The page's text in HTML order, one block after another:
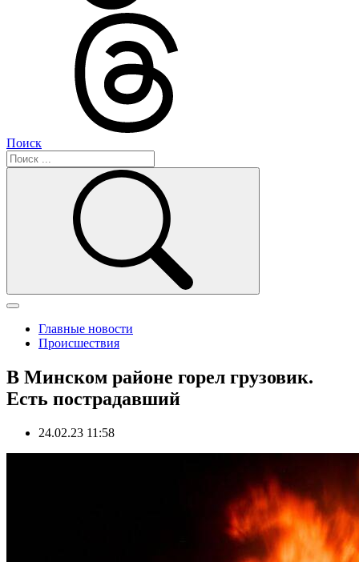
Поиск
Главные новости
Происшествия
В Минском районе горел грузовик.
Есть пострадавший
24.02.23 11:58